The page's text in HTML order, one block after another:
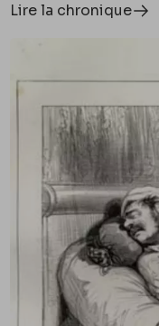
Lire la chronique